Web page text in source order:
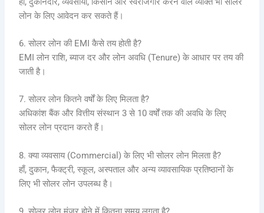
लोन के लिए आवेदन कर सकते हैं।
6. सोलर लोन की EMI कैसे तय होती है?
EMI लोन राशि, ब्याज दर और लोन अवधि (Tenure) के आधार पर तय की
जाती है।
7. सोलर लोन कितने वर्षों के लिए मिलता है?
अधिकांश बैंक और वित्तीय संस्थान 3 से 10 वर्षों तक की अवधि के लिए
सोलर लोन प्रदान करते हैं।
8. क्या व्यवसाय (Commercial) के लिए भी सोलर लोन मिलता है?
हाँ, दुकान, फैक्ट्री, स्कूल, अस्पताल और अन्य व्यावसायिक प्रतिष्ठानों के
लिए भी सोलर लोन उपलब्ध है।